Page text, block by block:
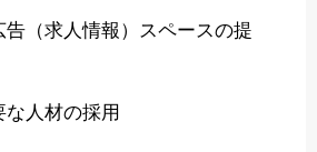
告（求人情報）スペースの提
人材の採用